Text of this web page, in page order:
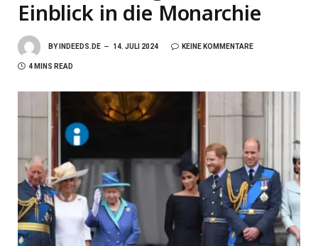
Einblick in die Monarchie
BY INDEEDS.DE 14. JULI 2024 KEINE KOMMENTARE
4 MINS READ